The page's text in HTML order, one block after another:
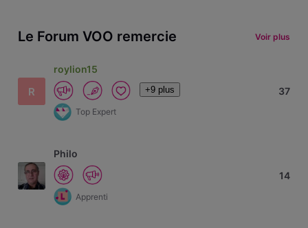
Le Forum VOO remercie Voir plus
R
roylion15
+9 plus
Top Expert
37
Philo
Apprenti
14